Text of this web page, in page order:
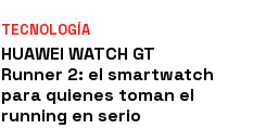
TECNOLOGÍA
HUAWEI WATCH GT
Runner 2: el smartwatch
para quienes toman el
running en serio